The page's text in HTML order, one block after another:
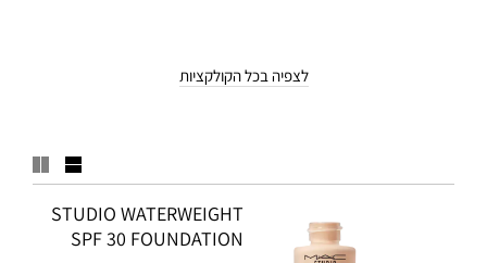
לצפיה בכל הקולקציות
STUDIO WATERWEIGHT
SPF 30 FOUNDATION